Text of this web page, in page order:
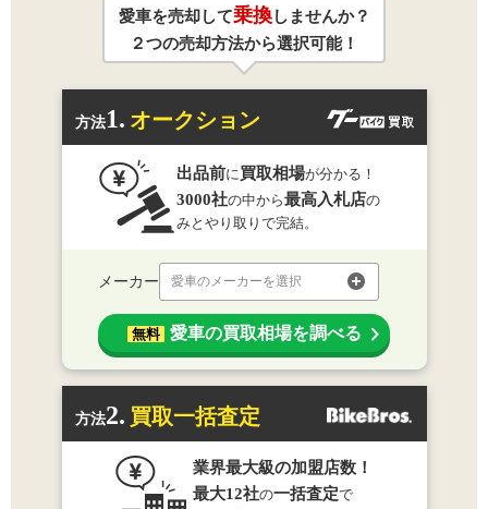
愛車を売却して乗換しませんか？
２つの売却方法から選択可能！
方法1. オークション
出品前に買取相場が分かる！
3000社の中から最高入札店の
みとやり取りで完結。
メーカー 愛車のメーカーを選択
無料 愛車の買取相場を調べる
方法2. 買取一括査定
業界最大級の加盟店数！
最大12社の一括査定で